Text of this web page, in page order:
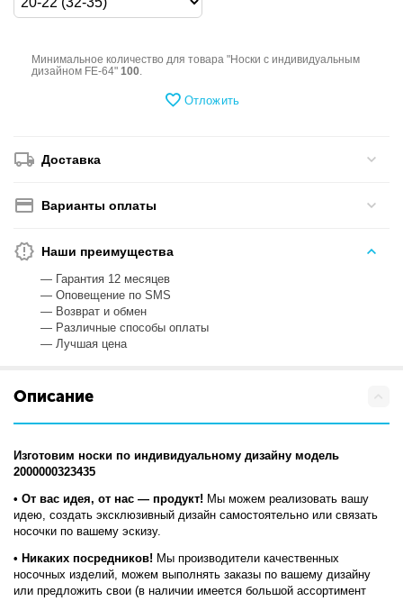
Минимальное количество для товара "Носки с индивидуальным
дизайном FE-64"100.
Отложить
Доставка
Варианты оплаты
Наши преимущества
— Гарантия 12 месяцев
— Оповещение по SMS
— Возврат и обмен
— Различные способы оплаты
— Лучшая цена
Описание
Изготовим носки по индивидуальному дизайну модель
2000000323435
• От вас идея, от нас — продукт! Мы можем реализовать вашу
идею, создать эксклюзивный дизайн самостоятельно или связать
носочки по вашему эскизу.
• Никаких посредников! Мы производители качественных
носочных изделий, можем выполнять заказы по вашему дизайну
или предложить свои (в наличии имеется большой ассортимент